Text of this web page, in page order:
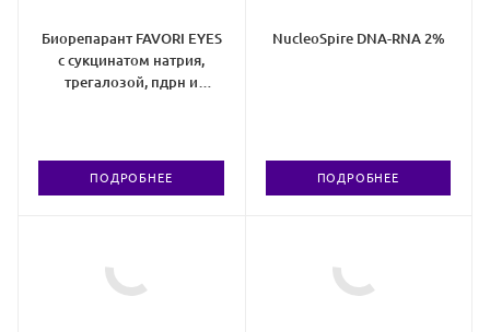
Биорепарант FAVORI EYES
с сукцинатом натрия,
трегалозой, пдрн и
ПОДРОБНЕЕ
NucleoSpire DNA-RNA 2%
ПОДРОБНЕЕ